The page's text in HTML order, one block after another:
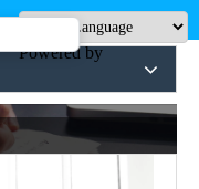
Powered by